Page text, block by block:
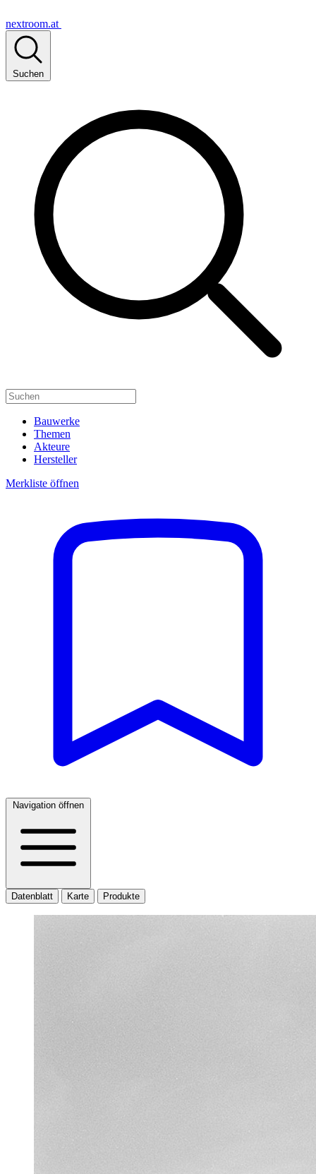
nextroom.at
Suchen
Bauwerke
Themen
Akteure
Hersteller
Merkliste öffnen
Navigation öffnen
Datenblatt Karte Produkte